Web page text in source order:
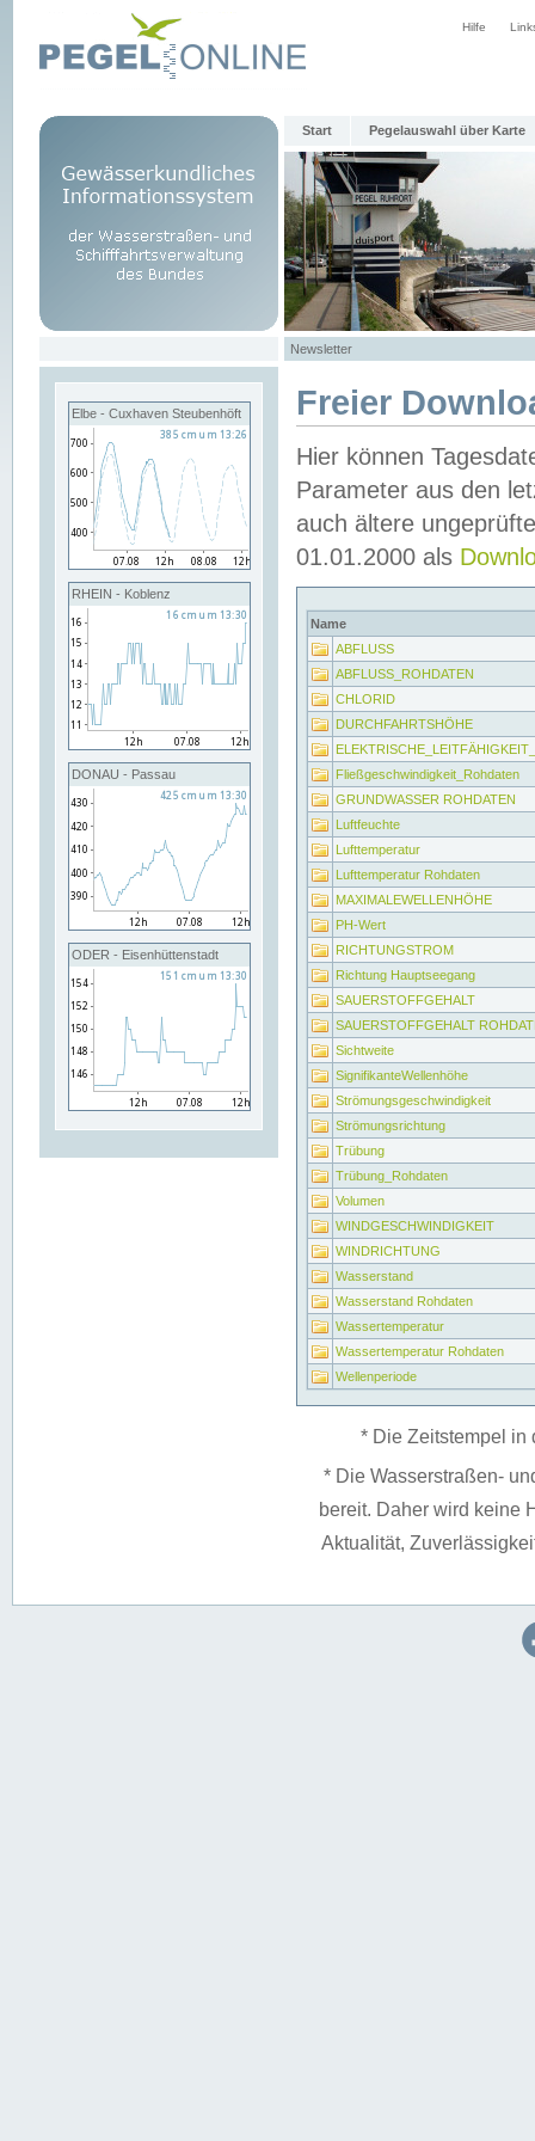
Hilfe
Start Pegelauswahl über Karte
Newsletter
Elbe - Cuxhaven Steubenhöft
RHEIN - Koblenz
DONAU - Passau
ODER - Eisenhüttenstadt
Freier
Hier können
Parameter aus den
auch ältere
01.01.2000 als
Name
ABFLUSS
ABFLUSS_ROHDATEN
CHLORID
DURCHFAHRTSHÖHE
Fließgeschwindigkeit_Rohdaten
GRUNDWASSER ROHDATEN
Luftfeuchte
Lufttemperatur
Lufttemperatur Rohdaten
MAXIMALEWELLENHÖHE
PH-Wert
RICHTUNGSTROM
Richtung Hauptseegang
SAUERSTOFFGEHALT
SAUERSTOFFGEHALT
Sichtweite
SignifikanteWellenhöhe
Strömungsgeschwindigkeit
Strömungsrichtung
Trübung
Trübung_Rohdaten
Volumen
WINDGESCHWINDIGKEIT
WINDRICHTUNG
Wasserstand
Wasserstand Rohdaten
Wassertemperatur
Wassertemperatur Rohdaten
Wellenperiode
* Die Zeitstempel in
* Die Wasserstraßen-
bereit. Daher wird keine
Aktualität,